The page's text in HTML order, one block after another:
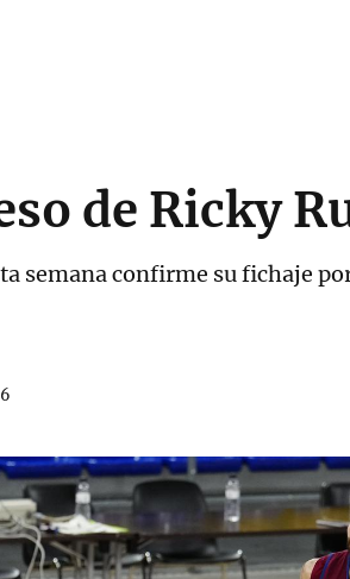
de Ricky
semana confirme su fichaje